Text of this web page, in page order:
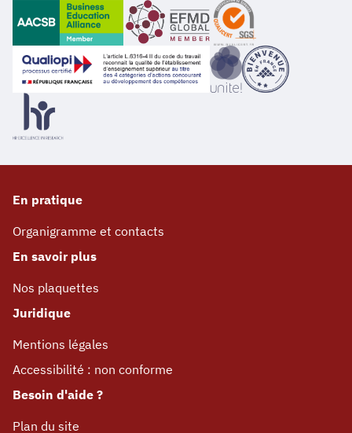
En pratique
Organigramme et contacts
En savoir plus
Nos plaquettes
Juridique
Mentions légales
Accessibilité : non conforme
Besoin d'aide ?
Plan du site